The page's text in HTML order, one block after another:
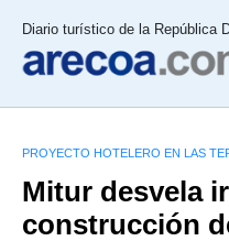
Diario turístico de la República
PROYECTO HOTELERO EN LAS
Mitur desvela
construcción